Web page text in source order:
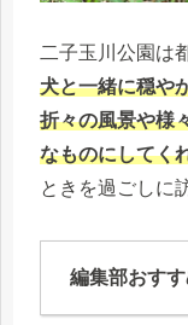
二子玉川公園は
犬と一緒に穏や
折々の風景や様
なものにしてく
ときを過ごしに
編集部おす